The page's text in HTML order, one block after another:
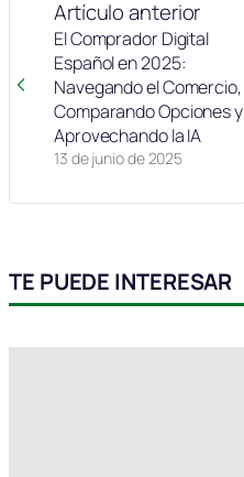
Artículo anterior
13 de junio de 2025
El Comprador Digital
Español en 2025:
Navegando el Comercio,
Comparando Opciones y
Aprovechando la IA
TE PUEDE INTERESAR